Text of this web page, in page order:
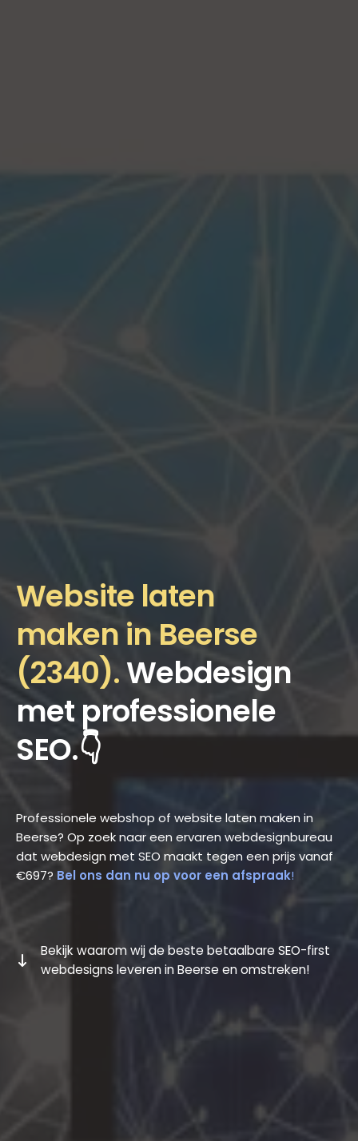
Website laten
maken in Beerse
(2340).Webdesign
met professionele
SEO.👇
Professionele webshop of website laten maken in
Beerse? Op zoek naar een ervaren webdesignbureau
dat webdesign met SEO maakt tegen een prijs vanaf
€697? Bel ons dan nu op voor een afspraak!
Bekijk waarom wij de beste betaalbare SEO-first
webdesigns leveren in Beerse en omstreken!